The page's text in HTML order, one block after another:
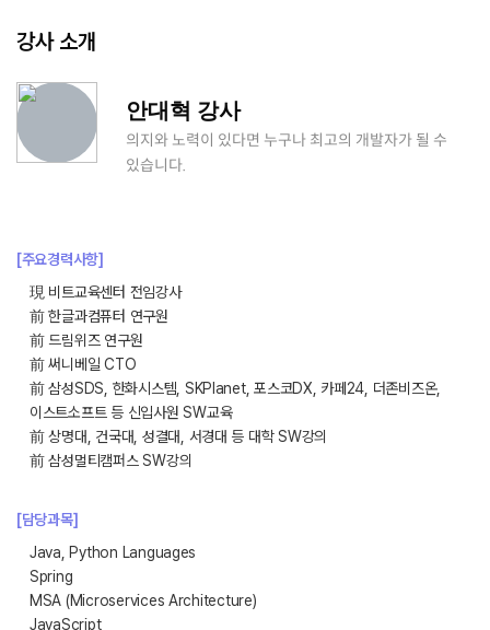
강사 소개
안대혁 강사
의지와 노력이 있다면 누구나 최고의 개발자가 될 수
있습니다.
[주요경력사항]
現 비트교육센터 전임강사
前 한글과컴퓨터 연구원
前 드림위즈 연구원
前 써니베일 CTO
前 삼성SDS, 한화시스템, SKPlanet, 포스코DX, 카페24, 더존비즈온,
이스트소프트 등 신입사원 SW교육
前 상명대, 건국대, 성결대, 서경대 등 대학 SW강의
前 삼성멀티캠퍼스 SW강의
[담당과목]
Java, Python Languages
Spring
MSA (Microservices Architecture)
JavaScript